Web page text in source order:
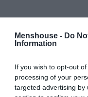
Menshouse - Do
Information
If you wish to opt-out
processing of your
targeted advertising by
Γεννημένος στις 27
2023). Με το
ένας από τους πλέον